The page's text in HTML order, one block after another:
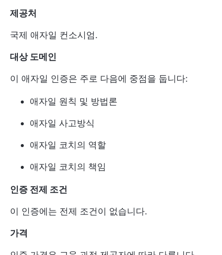
제공처
국제 애자일 컨소시엄.
대상 도메인
이 애자일 인증은 주로 다음에 중점을 둡니다:
애자일 원칙 및 방법론
애자일 사고방식
애자일 코치의 역할
애자일 코치의 책임
인증 전제 조건
이 인증에는 전제 조건이 없습니다.
가격